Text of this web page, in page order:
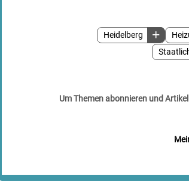
Heidelberg
Um Themen abonnieren und